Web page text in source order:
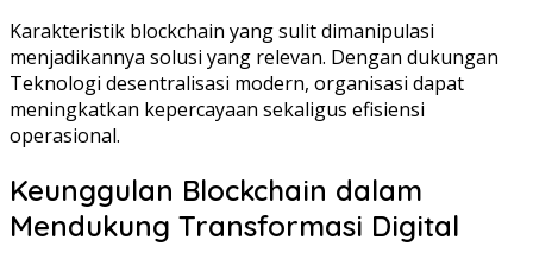
Karakteristik blockchain yang sulit dimanipulasi
menjadikannya solusi yang relevan. Dengan dukungan
Teknologi desentralisasi modern, organisasi dapat
meningkatkan kepercayaan sekaligus efisiensi
operasional.
Keunggulan Blockchain dalam
Mendukung Transformasi Digital